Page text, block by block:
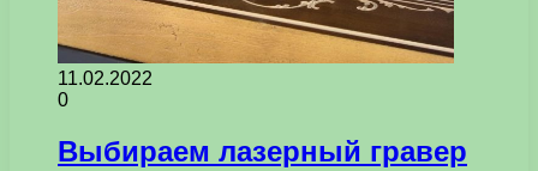
11.02.2022
0
Выбираем лазерный гравер